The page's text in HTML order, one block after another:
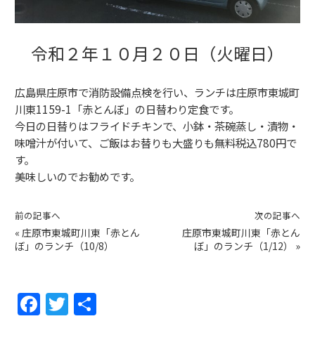
令和２年１０月２０日（火曜日）
広島県庄原市で消防設備点検を行い、ランチは庄原市東城町
川東1159-1「赤とんぼ」の日替わり定食です。
今日の日替りはフライドチキンで、小鉢・茶碗蒸し・漬物・
味噌汁が付いて、ご飯はお替りも大盛りも無料税込780円で
す。
美味しいのでお勧めです。
前の記事へ
« 庄原市東城町川東「赤とん
ぼ」のランチ（10/8）
次の記事へ
庄原市東城町川東「赤とん
ぼ」のランチ（1/12）
»
F
a
T
w